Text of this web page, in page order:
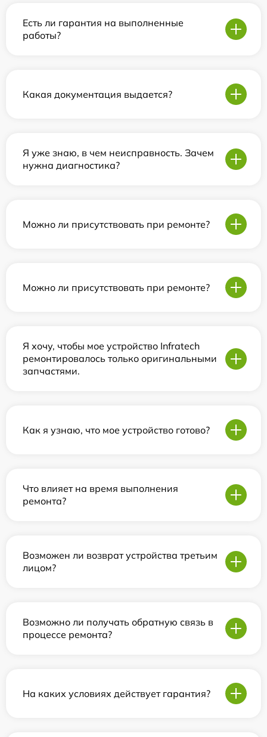
Есть ли гарантия на выполненные
работы?
Какая документация выдается?
Я уже знаю, в чем неисправность. Зачем
нужна диагностика?
Можно ли присутствовать при ремонте?
Можно ли присутствовать при ремонте?
Я хочу, чтобы мое устройство Infratech
ремонтировалось только оригинальными
запчастями.
Как я узнаю, что мое устройство готово?
Что влияет на время выполнения
ремонта?
Возможен ли возврат устройства третьим
лицом?
Возможно ли получать обратную связь в
процессе ремонта?
На каких условиях действует гарантия?